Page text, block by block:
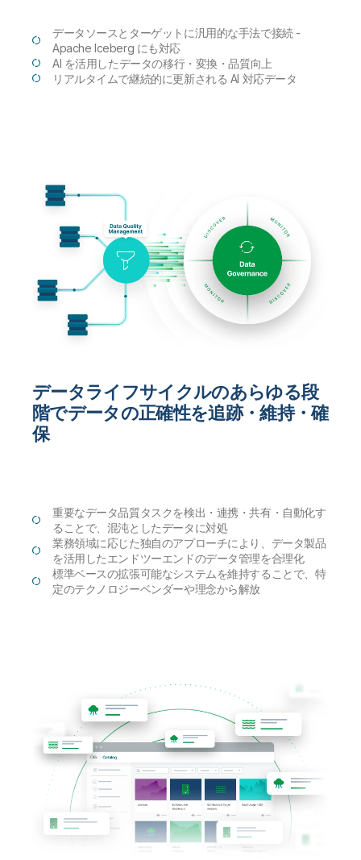
データソースとターゲットに汎用的な手法で接続 -
Apache Iceberg にも対応
AI を活用したデータの移行・変換・品質向上
リアルタイムで継続的に更新される AI 対応データ
データライフサイクルのあらゆる段
階でデータの正確性を追跡・維持・確
保
重要なデータ品質タスクを検出・連携・共有・自動化す
ることで、混沌としたデータに対処
業務領域に応じた独自のアプローチにより、データ製品
を活用したエンドツーエンドのデータ管理を合理化
標準ベースの拡張可能なシステムを維持することで、特
定のテクノロジーベンダーや理念から解放